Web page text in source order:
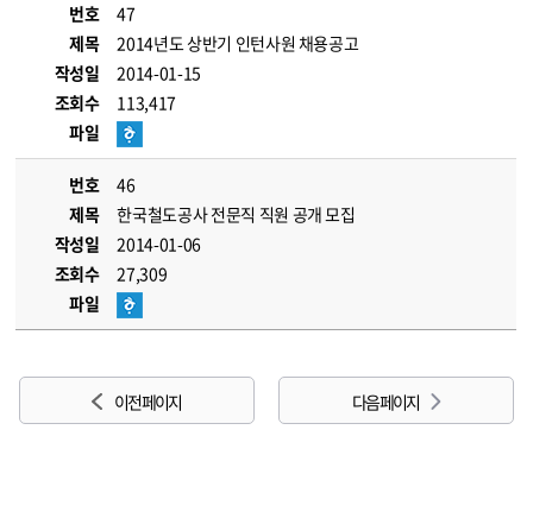
번호
47
제목
2014년도 상반기 인턴사원 채용공고
작성일
2014-01-15
조회수
113,417
파일
번호
46
제목
한국철도공사 전문직 직원 공개 모집
작성일
2014-01-06
조회수
27,309
파일
이전 페이지 다음 페이지